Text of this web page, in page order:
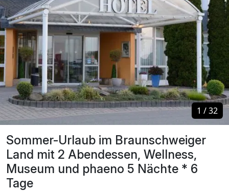
Sommer-Urlaub im Braunschweiger
Land mit 2 Abendessen, Wellness,
Museum und phaeno 5 Nächte * 6
Tage
1 /32
1 /32